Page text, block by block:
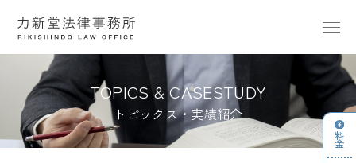
トピックス・実績紹介
TOPICS & CASESTUDY
料金